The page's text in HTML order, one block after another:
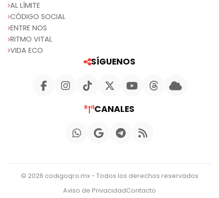
AL LÍMITE
CÓDIGO SOCIAL
ENTRE NOS
RITMO VITAL
VIDA ECO
SÍGUENOS
CANALES
© 2026 codigoqro.mx - Todos los derechos reservados
Aviso de PrivacidadContacto